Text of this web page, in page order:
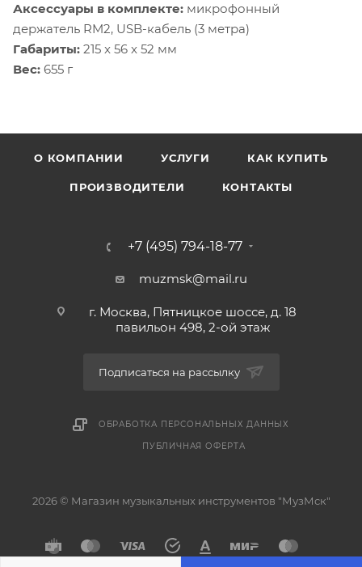
Аксессуары в комплекте: микрофонный
держатель RM2, USB-кабель (3 метра)
Габариты: 215 x 56 x 52 мм
Вес: 655 г
О КОМПАНИИ УСЛУГИ КАК КУПИТЬ
ПРОИЗВОДИТЕЛИ КОНТАКТЫ
+7 (495) 794-18-77
muzmsk@mail.ru
г. Москва, Пятницкое шоссе, д. 18
павильон 498, 2-ой этаж
Подписаться на рассылку
ОБРАБОТКА ПЕРСОНАЛЬНЫХ ДАННЫХ
ПУБЛИЧНАЯ ОФЕРТА
2026 © Магазин музыкальных инструментов "МузМск"